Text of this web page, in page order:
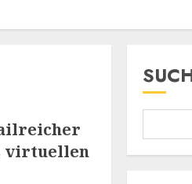
virtuellen